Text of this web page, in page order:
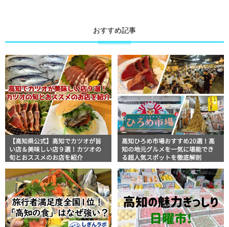
おすすめ記事
【高知県公式】高知でカツオが旨
い店＆美味しい店９選！カツオの
旬とおススメのお店を紹介
高知ひろめ市場おすすめ20選！高
知の地元グルメを一気に堪能でき
る超人気スポットを徹底解剖